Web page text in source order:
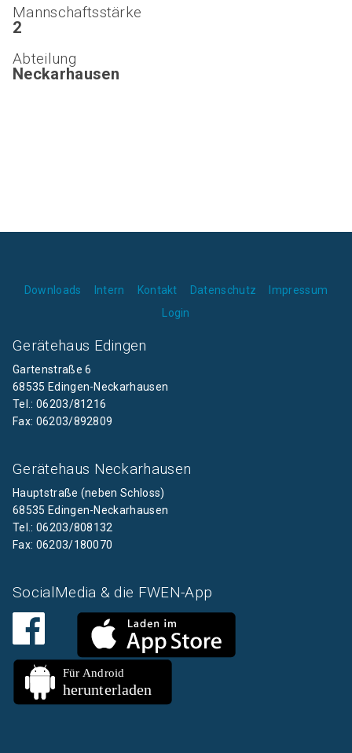
Mannschaftsstärke
2
Abteilung
Neckarhausen
Downloads Intern Kontakt Datenschutz
Impressum
Login
Gerätehaus Edingen
Gartenstraße 6
68535 Edingen-Neckarhausen
Tel.: 06203/81216
Fax: 06203/892809
Gerätehaus Neckarhausen
Hauptstraße (neben Schloss)
68535 Edingen-Neckarhausen
Tel.: 06203/808132
Fax: 06203/180070
SocialMedia & die FWEN-App